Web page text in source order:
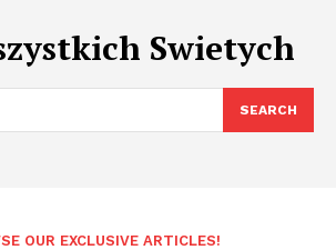
Swietych
SEARCH
OUR EXCLUSIVE ARTICLES!